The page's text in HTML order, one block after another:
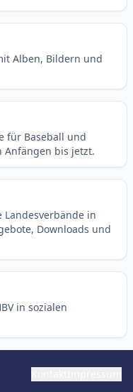
Alben, Bildern und
für Baseball und
Anfängen bis jetzt.
Landesverbände in
Downloads und
in sozialen